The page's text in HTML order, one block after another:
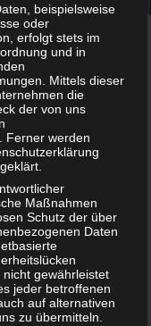
beispielsweise
oder
erfolgt stets im
und in
Mittels dieser
die
der von uns
Ferner werden
Maßnahmen
Schutz der über
Daten
gewährleistet
jeder betroffenen
auf alternativen
zu übermitteln.